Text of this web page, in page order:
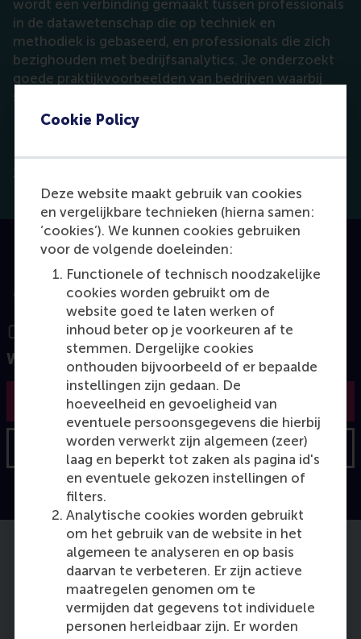
Cookie Policy
Deze website maakt gebruik van cookies
en vergelijkbare technieken (hierna samen:
‘cookies’). We kunnen cookies gebruiken
voor de volgende doeleinden:
Functionele of technisch noodzakelijke
cookies worden gebruikt om de
website goed te laten werken of
inhoud beter op je voorkeuren af te
stemmen. Dergelijke cookies
onthouden bijvoorbeeld of er bepaalde
instellingen zijn gedaan. De
hoeveelheid en gevoeligheid van
eventuele persoonsgegevens die hierbij
worden verwerkt zijn algemeen (zeer)
laag en beperkt tot zaken als pagina id's
en eventuele gekozen instellingen of
filters.
Analytische cookies worden gebruikt
om het gebruik van de website in het
algemeen te analyseren en op basis
daarvan te verbeteren. Er zijn actieve
maatregelen genomen om te
vermijden dat gegevens tot individuele
personen herleidbaar zijn. Er worden
wordt een verbinding gemaakt tussen professionals
in de datawetenschap die op techniek en
methodiek is gebaseerd, en professionals die zich
bezighouden met bedrijfsanalytics. Je onderzoekt
goede praktijkvoorbeelden van bedrijven waarbij
senior executives zijn betrokken bij de transitie.
Education is ontwikkeld door hetErasmus Centre
for Data Analytics
Wilt u meer weten?
Vraag de brochure aan
Neem contact op
Leerdoelen
Na deze Engelstalige cursus kun je: